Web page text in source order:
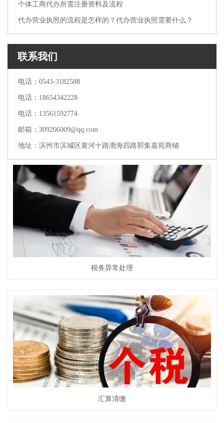
个体工商代办所需注册资料及流程
代办营业执照的流程是怎样的？代办营业执照需要什么？
联系我们
电话：0543-3182588
电话：18654342228
电话：13561592774
邮箱：309206009@qq.com
地址：滨州市滨城区黄河十路渤海四路郭集嘉苑商铺
税务异常处理
汇算清缴